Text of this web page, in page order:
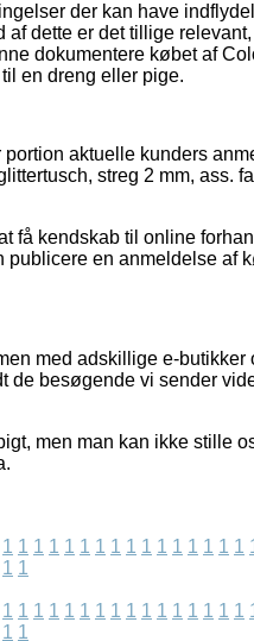
der kan have
dette er det tillige
dokumentere købet af
en dreng eller pige.
aktuelle kunders
streg 2 mm, ass.
få kendskab til online
en anmeldelse af
med adskillige e-butikker
de besøgende vi sender
men man kan ikke stille
1 1 1 1 1 1 1 1 1 1 1 1 1 1 1 1
1 1
1 1 1 1 1 1 1 1 1 1 1 1 1 1 1 1
1 1